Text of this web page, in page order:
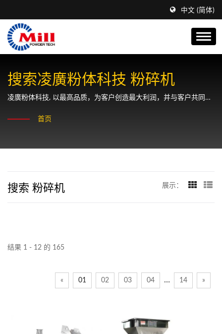
中文 (简体)
搜索凌廣粉体科技 粉碎机
凌廣粉体科技, 以最高品质，为客户创造最大利润，并与客户共同成
首页
搜索 粉碎机 展示：
结果 1 - 12 的 165
« 01 02 03 04 … 14 »